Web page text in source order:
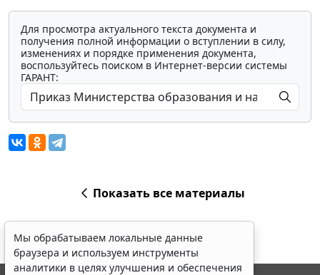
Для просмотра актуального текста документа и
получения полной информации о вступлении в силу,
изменениях и порядке применения документа,
воспользуйтесь поиском в Интернет-версии системы
ГАРАНТ:
Показать все материалы
Мы обрабатываем локальные данные
браузера и используем инструменты
аналитики в целях улучшения и обеспечения